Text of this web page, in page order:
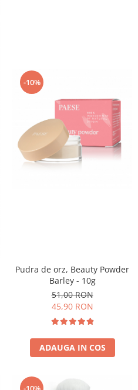
-10%
Pudra de orz, Beauty Powder
Barley - 10g
51,00 RON
45,90 RON
ADAUGA IN COS